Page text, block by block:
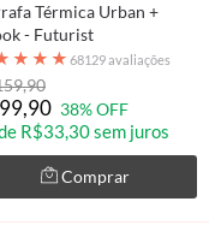
Térmica Urban +
- Futurist
★ ★ ★ 68129 avaliações
38% OFF
R$33,30 sem juros
Comprar